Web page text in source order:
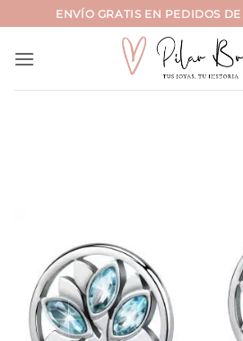
al
contenido
ENVÍO GRATIS EN PEDIDOS